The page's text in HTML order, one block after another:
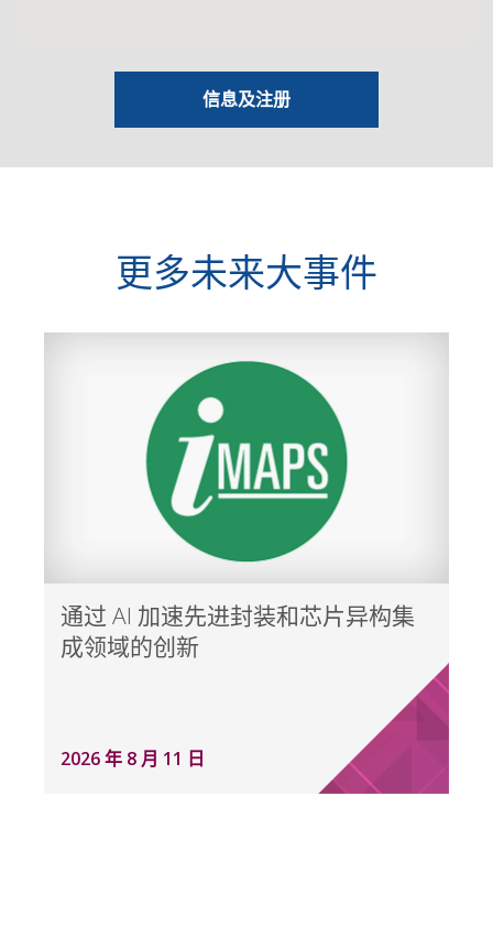
信息及注册
更多未来大事件
通过 AI 加速先进封装和芯片异构集
成领域的创新
2026 年 8 月 11 日